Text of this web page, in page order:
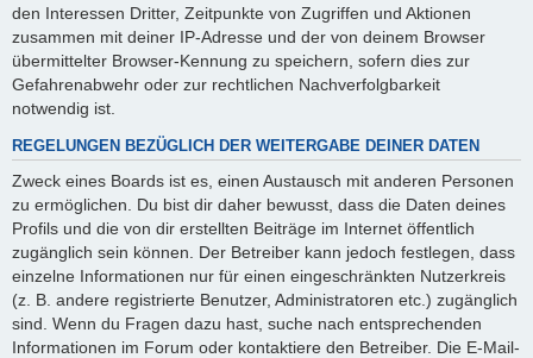
den Interessen Dritter, Zeitpunkte von Zugriffen und Aktionen
zusammen mit deiner IP-Adresse und der von deinem Browser
übermittelter Browser-Kennung zu speichern, sofern dies zur
Gefahrenabwehr oder zur rechtlichen Nachverfolgbarkeit
notwendig ist.
REGELUNGEN BEZÜGLICH DER WEITERGABE DEINER DATEN
Zweck eines Boards ist es, einen Austausch mit anderen Personen
zu ermöglichen. Du bist dir daher bewusst, dass die Daten deines
Profils und die von dir erstellten Beiträge im Internet öffentlich
zugänglich sein können. Der Betreiber kann jedoch festlegen, dass
einzelne Informationen nur für einen eingeschränkten Nutzerkreis
(z. B. andere registrierte Benutzer, Administratoren etc.) zugänglich
sind. Wenn du Fragen dazu hast, suche nach entsprechenden
Informationen im Forum oder kontaktiere den Betreiber. Die E-Mail-